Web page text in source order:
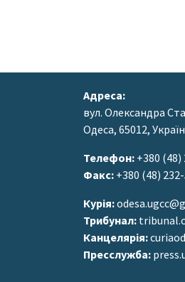
Адреса:
вул. Олександра
Одеса, 65012,
Телефон: +380 (48)
Факс: +380 (48)
Курія:
Трибунал:
Канцелярія:
Пресслужба: